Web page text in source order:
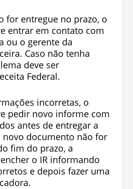
for entregue no prazo, o
entrar em contato com
ou o gerente da
Caso não tenha
deve ser
Federal.
incorretas, o
pedir novo informe com
antes de entregar a
novo documento não for
fim do prazo, a
o IR informando
e depois fazer uma